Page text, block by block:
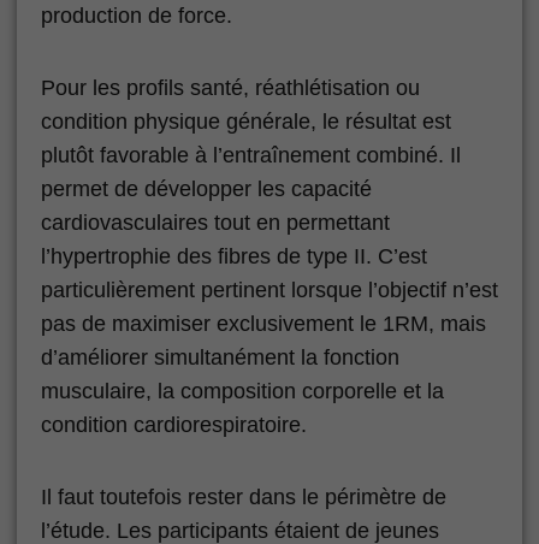
production de force.
Pour les profils santé, réathlétisation ou
condition physique générale, le résultat est
plutôt favorable à l’entraînement combiné. Il
permet de développer les capacité
cardiovasculaires tout en permettant
l’hypertrophie des fibres de type II. C’est
particulièrement pertinent lorsque l’objectif n’est
pas de maximiser exclusivement le 1RM, mais
d’améliorer simultanément la fonction
musculaire, la composition corporelle et la
condition cardiorespiratoire.
Il faut toutefois rester dans le périmètre de
l’étude. Les participants étaient de jeunes